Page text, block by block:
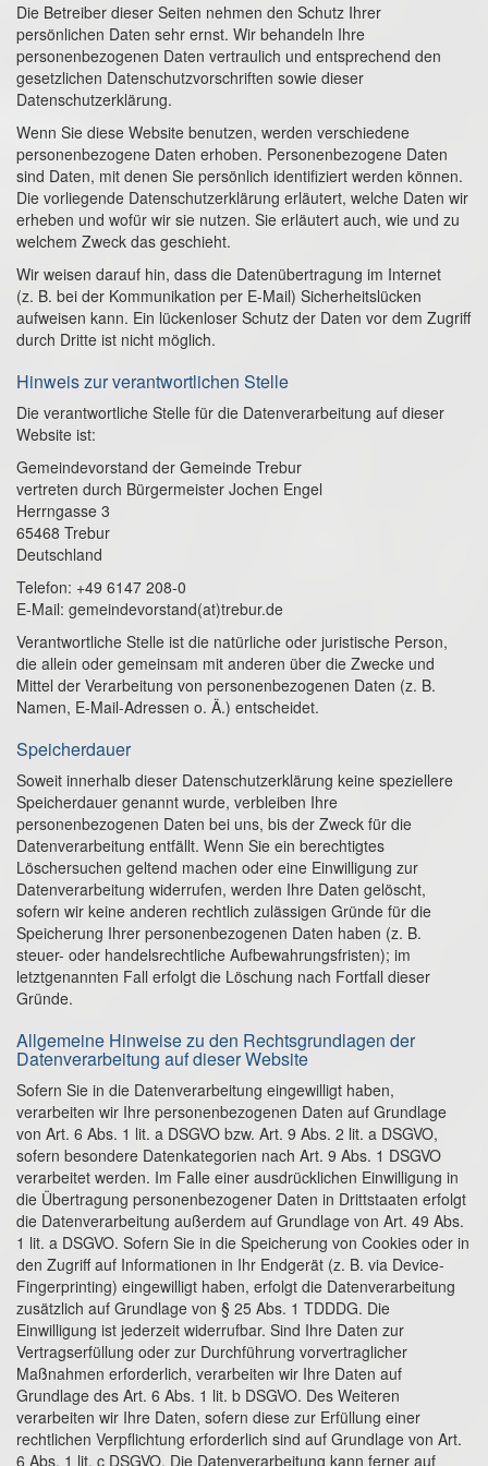
Die Betreiber dieser Seiten nehmen den Schutz Ihrer
persönlichen Daten sehr ernst. Wir behandeln Ihre
personenbezogenen Daten vertraulich und entsprechend den
gesetzlichen Datenschutzvorschriften sowie dieser
Datenschutzerklärung.
Wenn Sie diese Website benutzen, werden verschiedene
personenbezogene Daten erhoben. Personenbezogene Daten
sind Daten, mit denen Sie persönlich identifiziert werden können.
Die vorliegende Datenschutzerklärung erläutert, welche Daten wir
erheben und wofür wir sie nutzen. Sie erläutert auch, wie und zu
welchem Zweck das geschieht.
Wir weisen darauf hin, dass die Datenübertragung im Internet
(z. B. bei der Kommunikation per E-Mail) Sicherheitslücken
aufweisen kann. Ein lückenloser Schutz der Daten vor dem Zugriff
durch Dritte ist nicht möglich.
Hinweis zur verantwortlichen Stelle
Die verantwortliche Stelle für die Datenverarbeitung auf dieser
Website ist:
Gemeindevorstand der Gemeinde Trebur
vertreten durch Bürgermeister Jochen Engel
Herrngasse 3
65468 Trebur
Deutschland
Telefon: +49 6147 208-0
E-Mail: gemeindevorstand(at)trebur.de
Verantwortliche Stelle ist die natürliche oder juristische Person,
die allein oder gemeinsam mit anderen über die Zwecke und
Mittel der Verarbeitung von personenbezogenen Daten (z. B.
Namen, E-Mail-Adressen o. Ä.) entscheidet.
Speicherdauer
Soweit innerhalb dieser Datenschutzerklärung keine speziellere
Speicherdauer genannt wurde, verbleiben Ihre
personenbezogenen Daten bei uns, bis der Zweck für die
Datenverarbeitung entfällt. Wenn Sie ein berechtigtes
Löschersuchen geltend machen oder eine Einwilligung zur
Datenverarbeitung widerrufen, werden Ihre Daten gelöscht,
sofern wir keine anderen rechtlich zulässigen Gründe für die
Speicherung Ihrer personenbezogenen Daten haben (z. B.
steuer- oder handelsrechtliche Aufbewahrungsfristen); im
letztgenannten Fall erfolgt die Löschung nach Fortfall dieser
Gründe.
Allgemeine Hinweise zu den Rechtsgrundlagen der
Datenverarbeitung auf dieser Website
Sofern Sie in die Datenverarbeitung eingewilligt haben,
verarbeiten wir Ihre personenbezogenen Daten auf Grundlage
von Art. 6 Abs. 1 lit. a DSGVO bzw. Art. 9 Abs. 2 lit. a DSGVO,
sofern besondere Datenkategorien nach Art. 9 Abs. 1 DSGVO
verarbeitet werden. Im Falle einer ausdrücklichen Einwilligung in
die Übertragung personenbezogener Daten in Drittstaaten erfolgt
die Datenverarbeitung außerdem auf Grundlage von Art. 49 Abs.
1 lit. a DSGVO. Sofern Sie in die Speicherung von Cookies oder in
den Zugriff auf Informationen in Ihr Endgerät (z. B. via Device-
Fingerprinting) eingewilligt haben, erfolgt die Datenverarbeitung
zusätzlich auf Grundlage von § 25 Abs. 1 TDDDG. Die
Einwilligung ist jederzeit widerrufbar. Sind Ihre Daten zur
Vertragserfüllung oder zur Durchführung vorvertraglicher
Maßnahmen erforderlich, verarbeiten wir Ihre Daten auf
Grundlage des Art. 6 Abs. 1 lit. b DSGVO. Des Weiteren
verarbeiten wir Ihre Daten, sofern diese zur Erfüllung einer
rechtlichen Verpflichtung erforderlich sind auf Grundlage von Art.
6 Abs. 1 lit. c DSGVO. Die Datenverarbeitung kann ferner auf